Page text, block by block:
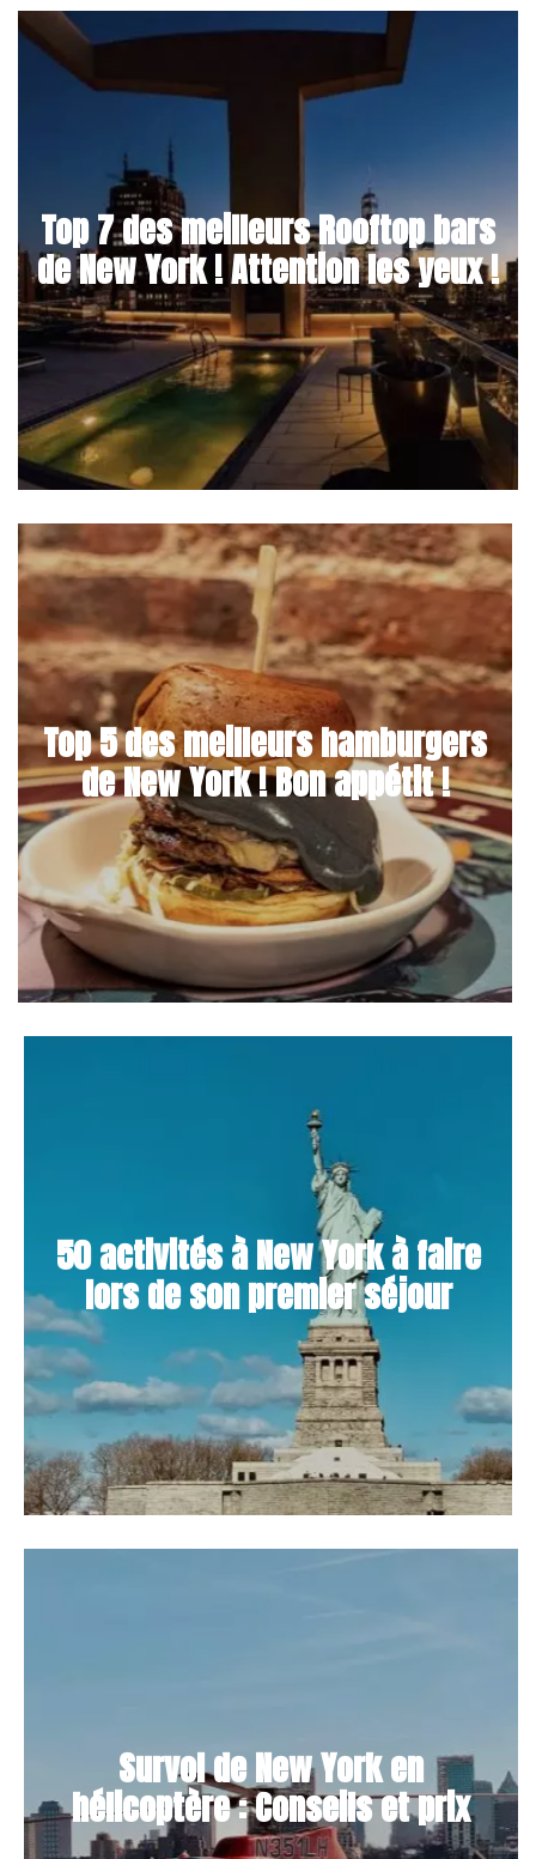
Top 7 des meilleurs Rooftop bars
de New York ! Attention les yeux !
Top 5 des meilleurs hamburgers
de New York ! Bon appétit !
50 activités à New York à faire
lors de son premier séjour
Survol de New York en
hélicoptère : Conseils et prix